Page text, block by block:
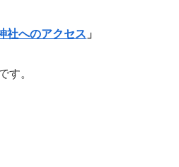
社へのアクセス 」
す。